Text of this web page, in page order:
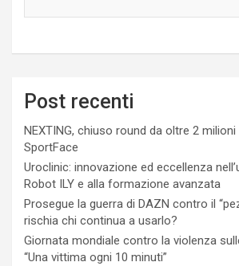
Post recenti
NEXTING, chiuso round da oltre 2
SportFace
Uroclinic: innovazione ed eccellenza
Robot ILY e alla formazione avanzata
Prosegue la guerra di DAZN contro il
rischia chi continua a usarlo?
Giornata mondiale contro la violenza
“Una vittima ogni 10 minuti”